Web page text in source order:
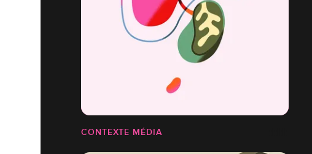
CONTEXTE MÉDIA